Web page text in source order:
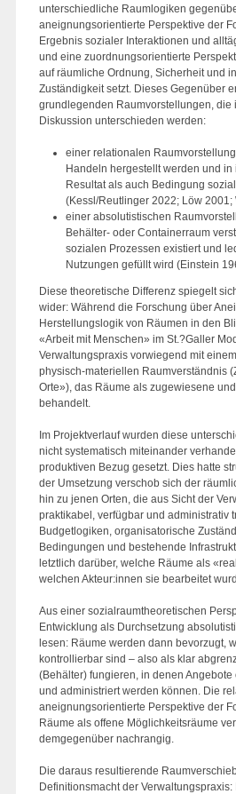
unterschiedliche Raumlogiken
aneignungsorientierte Perspektive der
Ergebnis sozialer Interaktionen und
und eine zuordnungsorientierte
auf räumliche Ordnung, Sicherheit und
Zuständigkeit setzt. Dieses Gegenüber
grundlegenden Raumvorstellungen, die
Diskussion unterschieden werden:
einer relationalen
Handeln hergestellt werden und
Resultat als auch Bedingung
(Kessl/Reutlinger 2022; Löw 2001;
einer absolutistischen
Behälter- oder Containerraum
sozialen Prozessen existiert und
Nutzungen gefüllt wird (Einstein
Diese theoretische Differenz spiegelt
wider: Während die Forschung über
Herstellungslogik von Räumen in den
«Arbeit mit Menschen» im St.?Galler
Verwaltungspraxis vorwiegend mit
physisch-materiellen Raumverständnis
Orte»), das Räume als zugewiesene
behandelt.
Im Projektverlauf wurden diese
nicht systematisch miteinander
produktiven Bezug gesetzt. Dies hatte
der Umsetzung verschob sich der
hin zu jenen Orten, die aus Sicht der
praktikabel, verfügbar und administrativ
Budgetlogiken, organisatorische
Bedingungen und bestehende
letztlich darüber, welche Räume als
welchen Akteur:innen sie bearbeitet
Aus einer sozialraumtheoretischen
Entwicklung als Durchsetzung
lesen: Räume werden dann bevorzugt,
kontrollierbar sind – also als klar
(Behälter) fungieren, in denen
und administriert werden können. Die
aneignungsorientierte Perspektive der
Räume als offene Möglichkeitsräume
demgegenüber nachrangig.
Die daraus resultierende
Definitionsmacht der